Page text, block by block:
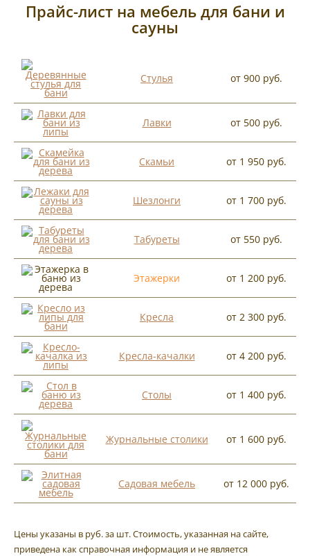
Прайс-лист на мебель для бани и
сауны
Стулья от 900 руб.
Лавки от 500 руб.
Скамьи от 1 950 руб.
Шезлонги от 1 700 руб.
Табуреты от 550 руб.
Этажерки от 1 200 руб.
Кресла от 2 300 руб.
Кресла-качалки от 4 200 руб.
Столы от 1 400 руб.
Журнальные столики от 1 600 руб.
Садовая мебель от 12 000 руб.
Цены указаны в руб. за шт. Стоимость, указанная на сайте,
приведена как справочная информация и не является